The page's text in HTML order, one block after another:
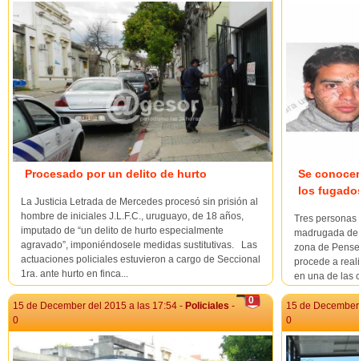
Procesado por un delito de hurto
La Justicia Letrada de Mercedes procesó sin prisión al
hombre de iniciales J.L.F.C., uruguayo, de 18 años,
imputado de “un delito de hurto especialmente
agravado”, imponiéndosele medidas sustitutivas. Las
actuaciones policiales estuvieron a cargo de Seccional
1ra. ante hurto en finca...
Se
los
Tres
madrugada
zona de
procede a
en una de las
procesado por
0
15 de December del 2015 a las 17:54 - Policiales -
0
15 de
0